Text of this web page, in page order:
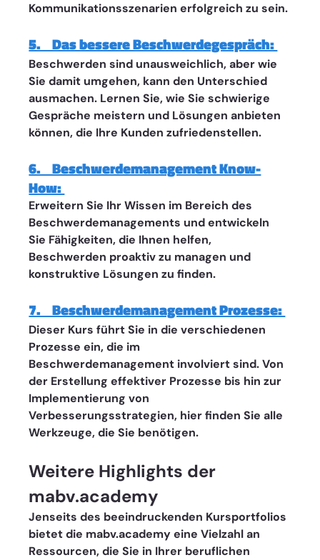
Kommunikationsszenarien erfolgreich zu sein.
5.    Das bessere Beschwerdegespräch:
Beschwerden sind unausweichlich, aber wie
Sie damit umgehen, kann den Unterschied
ausmachen. Lernen Sie, wie Sie schwierige
Gespräche meistern und Lösungen anbieten
können, die Ihre Kunden zufriedenstellen.
6.    Beschwerdemanagement Know-
How:
Erweitern Sie Ihr Wissen im Bereich des
Beschwerdemanagements und entwickeln
Sie Fähigkeiten, die Ihnen helfen,
Beschwerden proaktiv zu managen und
konstruktive Lösungen zu finden.
7.    Beschwerdemanagement Prozesse:
Dieser Kurs führt Sie in die verschiedenen
Prozesse ein, die im
Beschwerdemanagement involviert sind. Von
der Erstellung effektiver Prozesse bis hin zur
Implementierung von
Verbesserungsstrategien, hier finden Sie alle
Werkzeuge, die Sie benötigen.
Weitere Highlights der
mabv.academy
Jenseits des beeindruckenden Kursportfolios
bietet die mabv.academy eine Vielzahl an
Ressourcen, die Sie in Ihrer beruflichen